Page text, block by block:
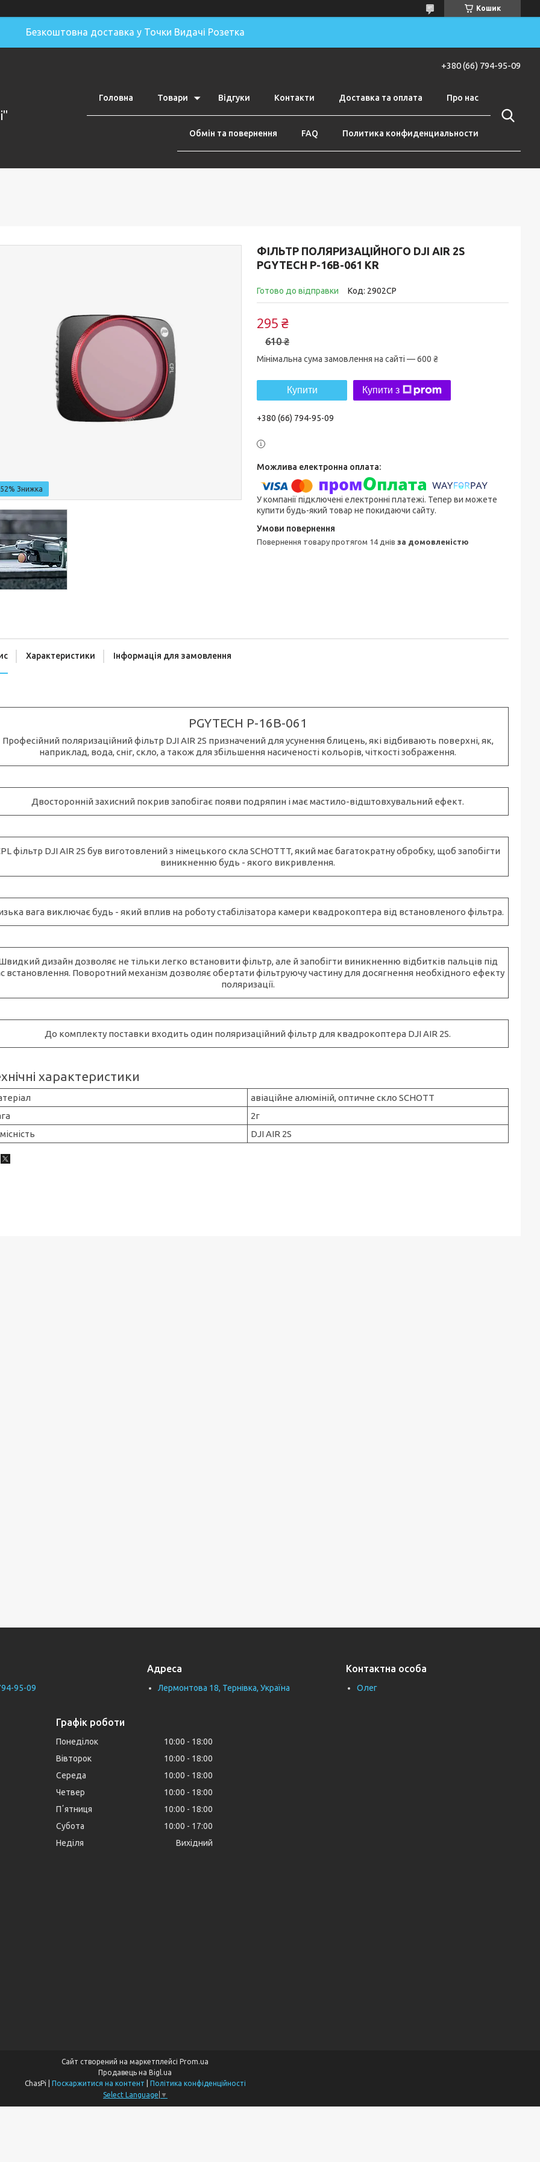
Кошик
Безкоштовна доставка у Точки Видачі Розетка
+380 (66) 794-95-09
Головна Товари Відгуки Контакти Доставка та оплата Про нас
Обмін та повернення FAQ Политика конфиденциальности
ФІЛЬТР ПОЛЯРИЗАЦІЙНОГО DJI AIR 2S
PGYTECH P-16B-061 KR
Готово до відправки Код: 2902CP
610 ₴
295 ₴
Мінімальна сума замовлення на сайті — 600 ₴
Купити Купити з
+380 (66) 794-95-09
У компанії підключені електронні платежі. Тепер ви можете
купити будь-який товар не покидаючи сайту.
повернення товару протягом 14 днів за домовленістю
Характеристики Інформація для замовлення
PGYTECH P-16B-061
Професійний поляризаційний фільтр DJI AIR 2S призначений для усунення блицень, які відбивають поверхні, як,
наприклад, вода, сніг, скло, а також для збільшення насиченості кольорів, чіткості зображення.
Двосторонній захисний покрив запобігає появи подряпин і має мастило-відштовхувальний ефект.
фільтр DJI AIR 2S був виготовлений з німецького скла SCHOTTT, який має багатократну обробку, щоб запобігти
виникненню будь - якого викривлення.
вага виключає будь - який вплив на роботу стабілізатора камери квадрокоптера від встановленого фільтра.
дизайн дозволяє не тільки легко встановити фільтр, але й запобігти виникненню відбитків пальців під
встановлення. Поворотний механізм дозволяє обертати фільтруючу частину для досягнення необхідного ефекту
поляризації.
До комплекту поставки входить один поляризаційний фільтр для квадрокоптера DJI AIR 2S.
характеристики
авіаційне алюміній, оптичне скло SCHOTT
2г
DJI AIR 2S
95-09
Адреса
Лермонтова 18, Тернівка, Україна
Контактна особа
Олег
Графік роботи
Понеділок 10:00
18:00
Вівторок
10:00
18:00
Середа
10:00
18:00
Четвер
10:00
18:00
Пʼятниця
10:00
18:00
Субота
10:00
17:00
Неділя
Вихідний
Сайт створений на маркетплейсі Prom.ua
Продавець на Bigl.ua
Поскаржитися на контент
Політика конфіденційності
Select Language ▼